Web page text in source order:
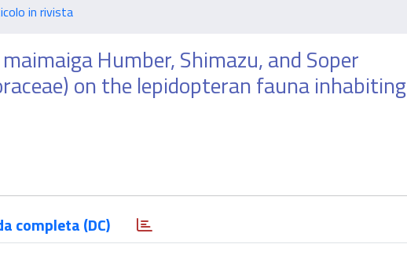
in rivista
Humber, Shimazu, and Soper
on the lepidopteran fauna inhabiting
completa (DC)